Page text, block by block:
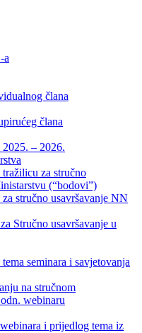
a
člana
člana
– 2026.
za stručno
(“bodovi”)
stručno usavršavanje NN
Stručno usavršavanje u
seminara i savjetovanja
na stručnom
webinaru
i prijedlog tema iz